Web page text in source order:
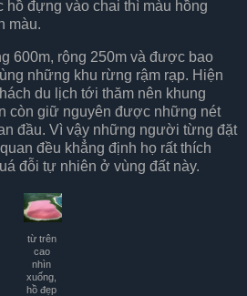
đựng vào chai thì màu hồng
màu.
600m, rộng 250m và được bao
những khu rừng rậm rạp. Hiện
du lịch tới thăm nên khung
còn giữ nguyên được những nét
đầu. Vì vậy những người từng đặt
đều khẳng định họ rất thích
đỗi tự nhiên ở vùng đất này.
từ trên
cao
nhìn
xuống,
hồ đẹp